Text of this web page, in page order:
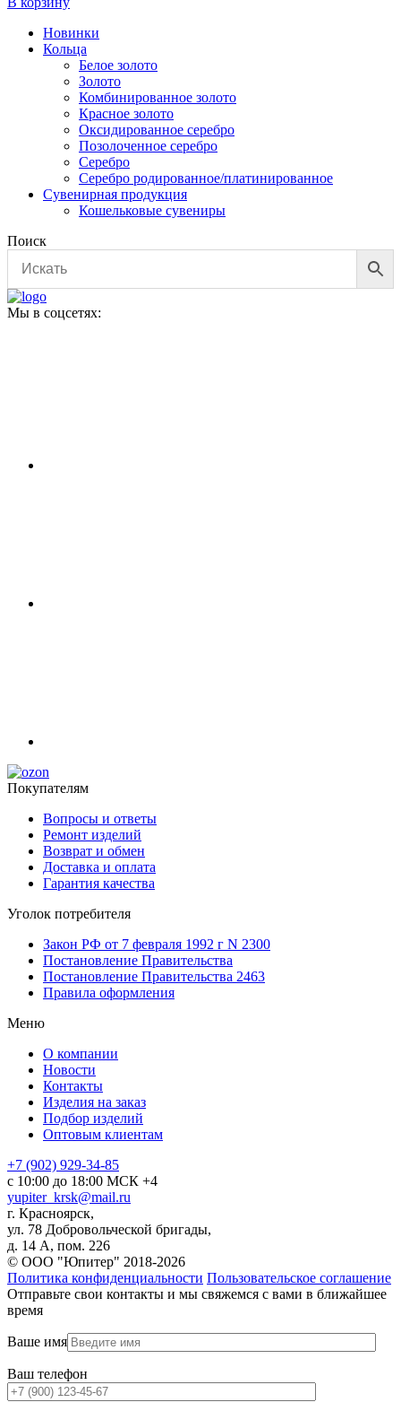
Новинки
Кольца
Белое золото
Золото
Комбинированное золото
Красное золото
Оксидированное серебро
Позолоченное серебро
Серебро
Серебро родированное/платинированное
Сувенирная продукция
Кошельковые сувениры
Поиск
Мы в соцсетях:
Покупателям
Вопросы и ответы
Ремонт изделий
Возврат и обмен
Доставка и оплата
Гарантия качества
Уголок потребителя
Закон РФ от 7 февраля 1992 г N 2300
Постановление Правительства
Постановление Правительства 2463
Правила оформления
Меню
О компании
Новости
Контакты
Изделия на заказ
Подбор изделий
Оптовым клиентам
+7 (902) 929-34-85
с 10:00 до 18:00 МСК +4
yupiter_krsk@mail.ru
г. Красноярск,
ул. 78 Добровольческой бригады,
д. 14 А, пом. 226
© ООО "Юпитер" 2018-2026
Политика конфиденциальности Пользовательское соглашение
Отправьте свои контакты и мы свяжемся с вами в ближайшее
время
Ваше имя
Ваш телефон